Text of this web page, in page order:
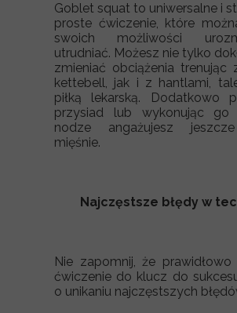
Goblet squat to uniwersalne i
proste ćwiczenie, które
swoich możliwości
utrudniać. Możesz nie tylko
zmieniać obciążenia trenując
kettebell, jak i z hantlami,
piłką lekarską. Dodatkowo
przysiad lub wykonując go
nodze angażujesz
mięśnie.
Najczęstsze błędy w
Nie zapomnij, że prawidłowo
ćwiczenie do klucz do
o unikaniu najczęstszych